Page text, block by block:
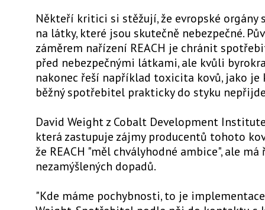
Někteří kritici si stěžují, že evropské orgány
na látky, které jsou skutečně nebezpečné.
záměrem nařízení REACH je chránit
před nebezpečnými látkami, ale kvůli
nakonec řeší například toxicita kovů, jako je
běžný spotřebitel prakticky do styku
David Weight z Cobalt Development
která zastupuje zájmy producentů tohoto
že REACH "měl chvályhodné ambice", ale má
nezamýšlených dopadů.
"Kde máme pochybnosti, to je